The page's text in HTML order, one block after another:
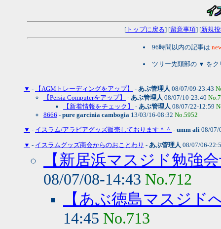
[トップに戻る] [留意事項] [新規
96時間以内の記事は
ツリー先頭部の ▼ をク
▼ - 【AGMトレーディングをアップ】 - あぶ管理人 08/07/09-23:43
【Persia Computerをアップ】
- あぶ管理人 08/07/10-23:40
【新着情報をチェック】
- あぶ管理人 08/07/22-12:59
8666 - pure garcinia cambogia 13/03/16-08:32 No.5952
▼ - イスラム/アラビアグッズ販売しております＾＾ - umm ali 08/07/
▼ - イスラムグッズ商会からのおことわり - あぶ管理人 08/07/06-
【新居浜マスジド勉強
08/07/08-14:43 No.712
【あぶ徳島マスジド
14:45 No.713